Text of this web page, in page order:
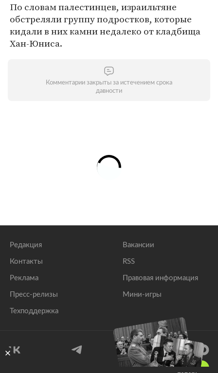
По словам палестинцев, израильтяне
обстреляли группу подростков, которые
кидали в них камни недалеко от кладбища
Хан-Юниса.
Комментарии закрыты за истечением срока
давности
Редакция
Контакты
Реклама
Пресс-релизы
Техподдержка
Вакансии
RSS
Правовая информация
Мини-игры